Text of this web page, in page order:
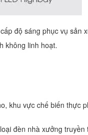
độ sáng phục vụ sản
không linh hoạt.
khu vực chế biến thực
đèn nhà xưởng truyền